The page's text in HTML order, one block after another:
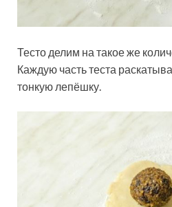
Тесто делим на такое же
Каждую часть теста
тонкую лепёшку.